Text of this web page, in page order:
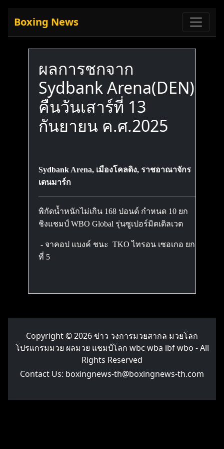
Boxing News
ผลการชกจาก
Sydbank Arena(DEN)
คืนวันเสาร์ที่ 13
กันยายน ค.ศ.2025
Sydbank Arena, เมืองโคลดิง, ราชอาณาจักร
เดนมาร์ก
พิกัดน้ำหนักไม่เกิน 168 ปอนด์ กำหนด 10 ยก
ชิงแชมป์ WBO Global รุ่นซูเปอร์มิดเดิลเวต
- จาคอป แบงค์ ชนะ TKO ไทรอน เซอเกอ ยก
ที่ 5
Copyright © 2026ข่าว วงการมวยสากล มวยโลก
โปรแกรมมวย ผลมวย แชมป์โลก wbc wba ibf wbo - All
Rights Reserved
Contact Us: boxingnews-th@boxingnews-th.com